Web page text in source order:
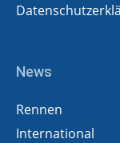
News
Rennen
International